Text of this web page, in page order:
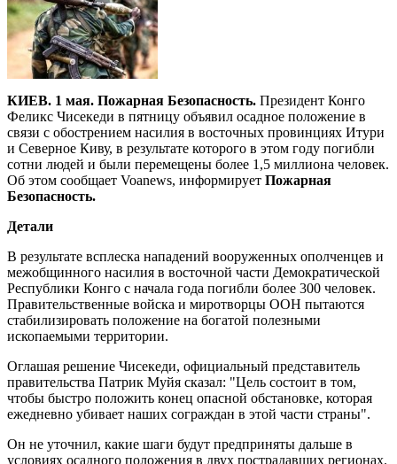
КИЕВ. 1 мая. Пожарная Безопасность. Президент Конго
Феликс Чисекеди в пятницу объявил осадное положение в
связи с обострением насилия в восточных провинциях Итури
и Северное Киву, в результате которого в этом году погибли
сотни людей и были перемещены более 1,5 миллиона человек.
Об этом сообщает Voanews, информирует Пожарная
Безопасность.
Детали
В результате всплеска нападений вооруженных ополченцев и
межобщинного насилия в восточной части Демократической
Республики Конго с начала года погибли более 300 человек.
Правительственные войска и миротворцы ООН пытаются
стабилизировать положение на богатой полезными
ископаемыми территории.
Оглашая решение Чисекеди, официальный представитель
правительства Патрик Муйя сказал: "Цель состоит в том,
чтобы быстро положить конец опасной обстановке, которая
ежедневно убивает наших сограждан в этой части страны".
Он не уточнил, какие шаги будут предприняты дальше в
условиях осадного положения в двух пострадавших регионах.